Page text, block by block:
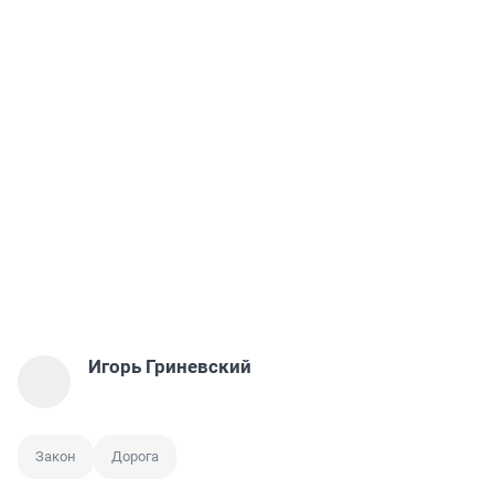
Игорь Гриневский
Закон Дорога